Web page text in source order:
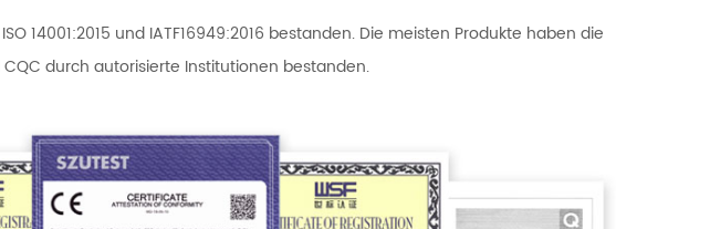
14001:2015 und IATF16949:2016 bestanden. Die meisten Produkte haben die
CQC durch autorisierte Institutionen bestanden.